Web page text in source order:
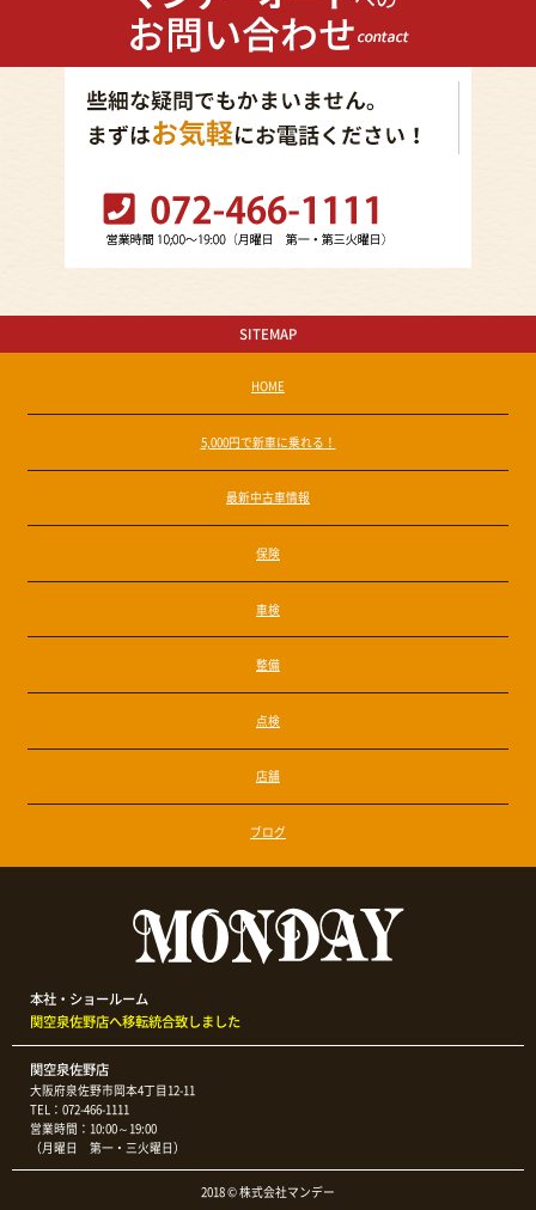
SITEMAP
HOME
5,000円で新車に乗れる！
最新中古車情報
保険
車検
整備
点検
店舗
ブログ
本社・ショールーム
関空泉佐野店へ移転統合致しました
関空泉佐野店
大阪府泉佐野市岡本4丁目12-11
TEL：072-466-1111
営業時間：10:00～19:00
（月曜日 第一・三火曜日）
2018 © 株式会社マンデー